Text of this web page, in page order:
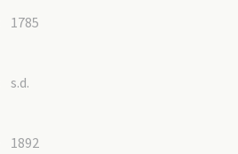
1785
s.d.
1892